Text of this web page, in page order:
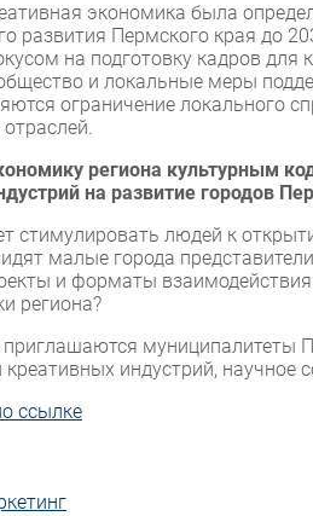
экономика была
развития Пермского края до
на подготовку кадров для
и локальные меры
ограничение локального
региона культурным
на развитие городов
стимулировать людей к
малые города
и форматы
региона?
муниципалитеты
креативных индустрий,
ссылке